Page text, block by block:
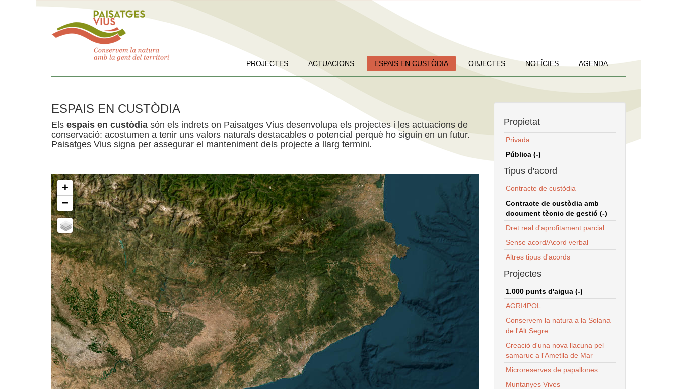
PROJECTES ACTUACIONS ESPAIS EN CUSTÒDIA OBJECTES NOTÍCIES AGENDA
ESPAIS EN CUSTÒDIA
Els espais en custòdia són els indrets on Paisatges Vius desenvolupa els projectes i les actuacions de
conservació: acostumen a tenir uns valors naturals destacables o potencial perquè ho siguin en un futur.
Paisatges Vius signa per assegurar el manteniment dels projecte a llarg termini.
+
−
Propietat
Privada
Pública (-)
Tipus d'acord
Contracte de custòdia
Contracte de custòdia amb
document tècnic de gestió (-)
Dret real d'aprofitament parcial
Sense acord/Acord verbal
Altres tipus d'acords
Projectes
1.000 punts d'aigua (-)
AGRI4POL
Conservem la natura a la Solana
de l'Alt Segre
Creació d'una nova llacuna pel
samaruc a l'Ametlla de Mar
Microreserves de papallones
Muntanyes Vives